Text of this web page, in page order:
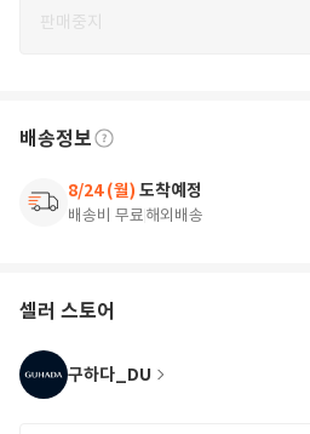
판매중지
배송정보
8/24 (월) 도착예정
배송비 무료해외배송
셀러 스토어
구하다_DU